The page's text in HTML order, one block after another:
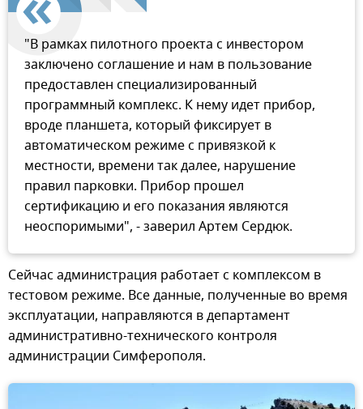
"В рамках пилотного проекта с инвестором
заключено соглашение и нам в пользование
предоставлен специализированный
программный комплекс. К нему идет прибор,
вроде планшета, который фиксирует в
автоматическом режиме с привязкой к
местности, времени так далее, нарушение
правил парковки. Прибор прошел
сертификацию и его показания являются
неоспоримыми", - заверил Артем Сердюк.
Сейчас администрация работает с комплексом в
тестовом режиме. Все данные, полученные во время
эксплуатации, направляются в департамент
административно-технического контроля
администрации Симферополя.